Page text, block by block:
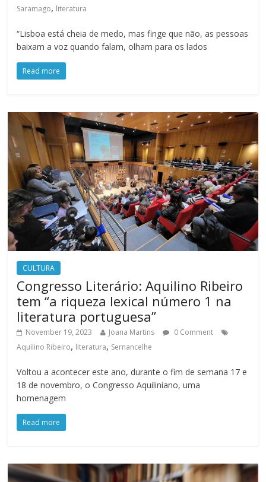
Saramago, literatura
“Lisboa está cheia de medo, mas finge que não, as pessoas
baixam a voz quando falam, olham para os lados
Read more
CULTURA
Congresso Literário: Aquilino Ribeiro
tem “a riqueza lexical número 1 na
literatura portuguesa”
November 19, 2023 Joana Martins
0 Comment
Aquilino Ribeiro, literatura, Sernancelhe
Voltou a acontecer este ano, durante o fim de semana 17 e
18 de novembro, o Congresso Aquiliniano, uma
homenagem
Read more